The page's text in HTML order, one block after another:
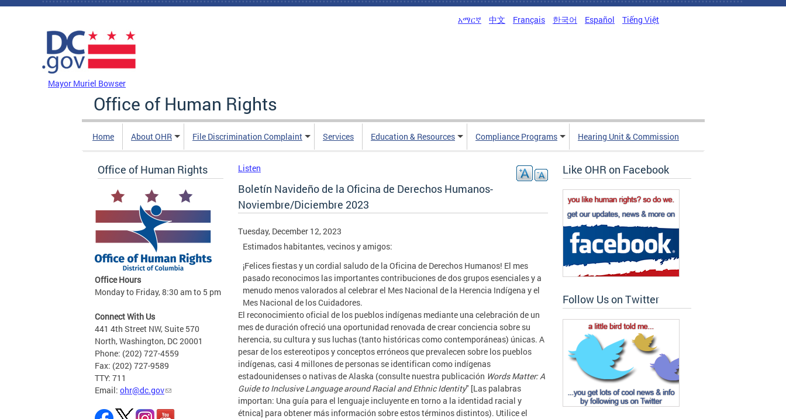
Skip to main content
አማርኛ 中文 Français 한국어 Español Tiếng Việt
Mayor Muriel Bowser
Office of Human Rights
Home About OHR File Discrimination Complaint Services Education & Resources Compliance Programs Hearing Unit & Commission
Office of Human Rights
Office Hours
Monday to Friday, 8:30 am to 5 pm
Connect With Us
441 4th Street NW, Suite 570
North, Washington, DC 20001
Phone: (202) 727-4559
Fax: (202) 727-9589
TTY: 711
Email: ohr@dc.gov
Listen
Boletín Navideño de la Oficina de Derechos Humanos-
Noviembre/Diciembre 2023
Tuesday, December 12, 2023
Estimados habitantes, vecinos y amigos:
¡Felices fiestas y un cordial saludo de la Oficina de Derechos Humanos! El mes
pasado reconocimos las importantes contribuciones de dos grupos esenciales y a
menudo menos valorados al celebrar el Mes Nacional de la Herencia Indígena y el
Mes Nacional de los Cuidadores.
El reconocimiento oficial de los pueblos indígenas mediante una celebración de un
mes de duración ofreció una oportunidad renovada de crear conciencia sobre su
herencia, su cultura y sus luchas (tanto históricas como contemporáneas) únicas. A
pesar de los estereotipos y conceptos erróneos que prevalecen sobre los pueblos
indígenas, casi 4 millones de personas se identifican como indígenas
estadounidenses o nativas de Alaska (consulte nuestra publicación Words Matter:A
Guide to Inclusive Language around Racial and Ethnic Identity" [Las palabras
importan: Una guía para el lenguaje incluyente en torno a la identidad racial y
étnica] para obtener más información sobre estos términos distintos). Utilice el
Like OHR on Facebook
Follow Us on Twitter